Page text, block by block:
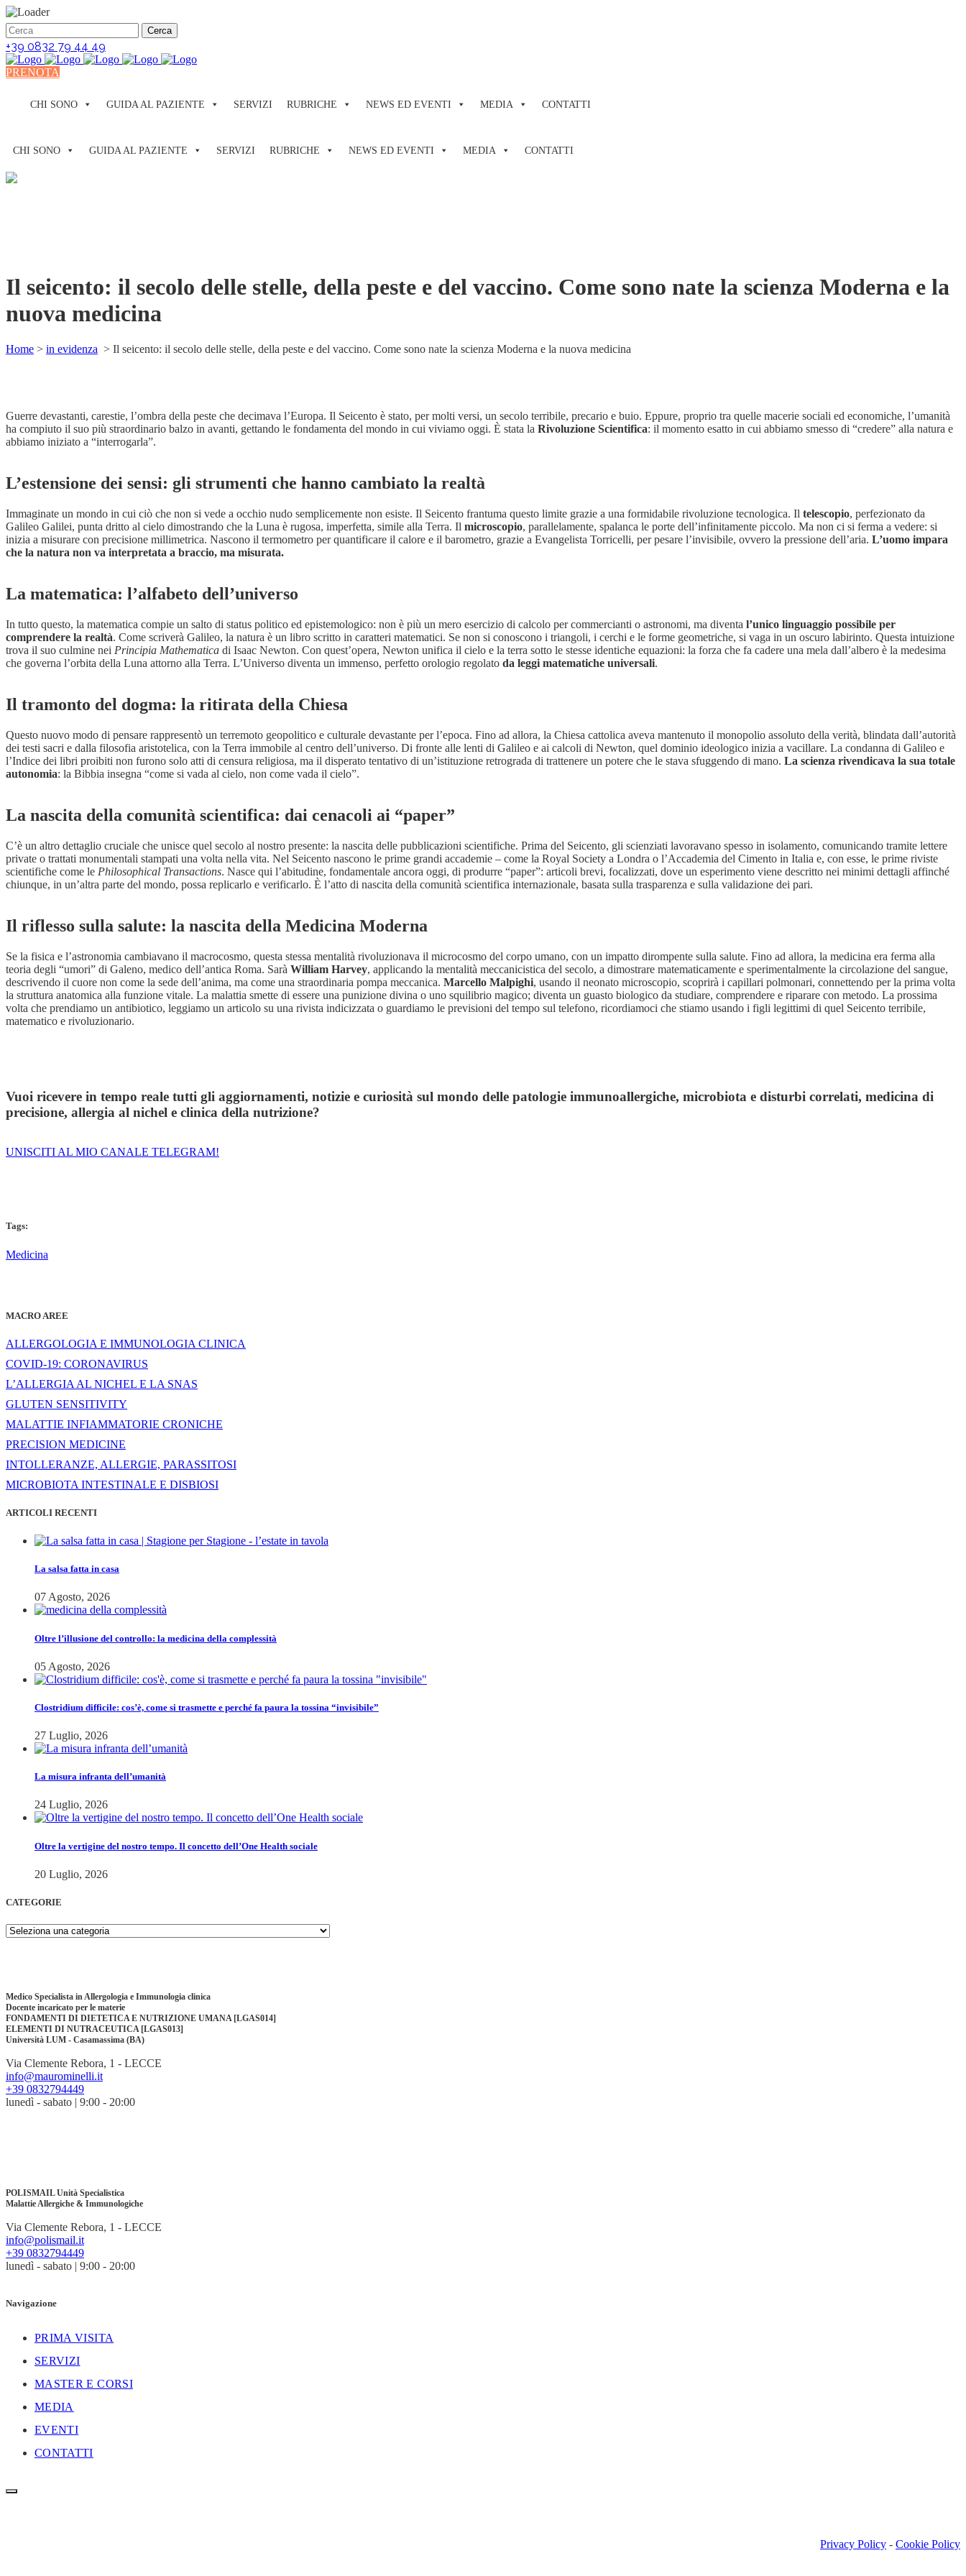
+39 0832 79 44 49
PRENOTA
CHI SONO GUIDA AL PAZIENTE SERVIZI RUBRICHE NEWS ED EVENTI MEDIA CONTATTI
CHI SONO GUIDA AL PAZIENTE SERVIZI RUBRICHE NEWS ED EVENTI MEDIA CONTATTI
Il seicento: il secolo delle stelle, della peste e del vaccino. Come sono nate la scienza Moderna e la
nuova medicina
Home > in evidenza > Il seicento: il secolo delle stelle, della peste e del vaccino. Come sono nate la scienza Moderna e la nuova medicina
Posted at 14:54hinin evidenza,Interventi byadmin
Share
​Guerre devastanti, carestie, l’ombra della peste che decimava l’Europa. Il Seicento è stato, per molti versi, un secolo terribile, precario e buio. Eppure, proprio tra quelle macerie sociali ed economiche, l’umanità
ha compiuto il suo più straordinario balzo in avanti, gettando le fondamenta del mondo in cui viviamo oggi. È stata la Rivoluzione Scientifica: il momento esatto in cui abbiamo smesso di “credere” alla natura e
abbiamo iniziato a “interrogarla”.
L’estensione dei sensi: gli strumenti che hanno cambiato la realtà
Immaginate un mondo in cui ciò che non si vede a occhio nudo semplicemente non esiste. Il Seicento frantuma questo limite grazie a una formidabile rivoluzione tecnologica. Il telescopio, perfezionato da
Galileo Galilei, punta dritto al cielo dimostrando che la Luna è rugosa, imperfetta, simile alla Terra. Il microscopio, parallelamente, spalanca le porte dell’infinitamente piccolo. Ma non ci si ferma a vedere: si
inizia a misurare con precisione millimetrica. Nascono il termometro per quantificare il calore e il barometro, grazie a Evangelista Torricelli, per pesare l’invisibile, ovvero la pressione dell’aria. L’uomo impara
che la natura non va interpretata a braccio, ma misurata.
La matematica: l’alfabeto dell’universo
In tutto questo, la matematica compie un salto di status politico ed epistemologico: non è più un mero esercizio di calcolo per commercianti o astronomi, ma diventa l’unico linguaggio possibile per
comprendere la realtà. Come scriverà Galileo, la natura è un libro scritto in caratteri matematici. Se non si conoscono i triangoli, i cerchi e le forme geometriche, si vaga in un oscuro labirinto. Questa intuizione
trova il suo culmine nei Principia Mathematica di Isaac Newton. Con quest’opera, Newton unifica il cielo e la terra sotto le stesse identiche equazioni: la forza che fa cadere una mela dall’albero è la medesima
che governa l’orbita della Luna attorno alla Terra. L’Universo diventa un immenso, perfetto orologio regolato da leggi matematiche universali.
Il tramonto del dogma: la ritirata della Chiesa
Questo nuovo modo di pensare rappresentò un terremoto geopolitico e culturale devastante per l’epoca. Fino ad allora, la Chiesa cattolica aveva mantenuto il monopolio assoluto della verità, blindata dall’autorità
dei testi sacri e dalla filosofia aristotelica, con la Terra immobile al centro dell’universo. Di fronte alle lenti di Galileo e ai calcoli di Newton, quel dominio ideologico inizia a vacillare. La condanna di Galileo e
l’Indice dei libri proibiti non furono solo atti di censura religiosa, ma il disperato tentativo di un’istituzione retrograda di trattenere un potere che le stava sfuggendo di mano. La scienza rivendicava la sua totale
autonomia: la Bibbia insegna “come si vada al cielo, non come vada il cielo”.
La nascita della comunità scientifica: dai cenacoli ai “paper”
C’è un altro dettaglio cruciale che unisce quel secolo al nostro presente: la nascita delle pubblicazioni scientifiche. Prima del Seicento, gli scienziati lavoravano spesso in isolamento, comunicando tramite lettere
private o trattati monumentali stampati una volta nella vita. Nel Seicento nascono le prime grandi accademie – come la Royal Society a Londra o l’Accademia del Cimento in Italia e, con esse, le prime riviste
scientifiche come le Philosophical Transactions. Nasce qui l’abitudine, fondamentale ancora oggi, di produrre “paper”: articoli brevi, focalizzati, dove un esperimento viene descritto nei minimi dettagli affinché
chiunque, in un’altra parte del mondo, possa replicarlo e verificarlo. È l’atto di nascita della comunità scientifica internazionale, basata sulla trasparenza e sulla validazione dei pari.
Il riflesso sulla salute: la nascita della Medicina Moderna
Se la fisica e l’astronomia cambiavano il macrocosmo, questa stessa mentalità rivoluzionava il microcosmo del corpo umano, con un impatto dirompente sulla salute. Fino ad allora, la medicina era ferma alla
teoria degli “umori” di Galeno, medico dell’antica Roma. Sarà William Harvey, applicando la mentalità meccanicistica del secolo, a dimostrare matematicamente e sperimentalmente la circolazione del sangue,
descrivendo il cuore non come la sede dell’anima, ma come una straordinaria pompa meccanica. Marcello Malpighi, usando il neonato microscopio, scoprirà i capillari polmonari, connettendo per la prima volta
la struttura anatomica alla funzione vitale. La malattia smette di essere una punizione divina o uno squilibrio magico; diventa un guasto biologico da studiare, comprendere e riparare con metodo. La prossima
volta che prendiamo un antibiotico, leggiamo un articolo su una rivista indicizzata o guardiamo le previsioni del tempo sul telefono, ricordiamoci che stiamo usando i figli legittimi di quel Seicento terribile,
matematico e rivoluzionario.
Vuoi ricevere in tempo reale tutti gli aggiornamenti, notizie e curiosità sul mondo delle patologie immunoallergiche, microbiota e disturbi correlati, medicina di
precisione, allergia al nichel e clinica della nutrizione?
UNISCITI AL MIO CANALE TELEGRAM!
Tags:
Medicina
MACRO AREE
ALLERGOLOGIA E IMMUNOLOGIA CLINICA
COVID-19: CORONAVIRUS
L’ALLERGIA AL NICHEL E LA SNAS
GLUTEN SENSITIVITY
MALATTIE INFIAMMATORIE CRONICHE
PRECISION MEDICINE
INTOLLERANZE, ALLERGIE, PARASSITOSI
MICROBIOTA INTESTINALE E DISBIOSI
ARTICOLI RECENTI
La salsa fatta in casa
07 Agosto, 2026
Oltre l’illusione del controllo: la medicina della complessità
05 Agosto, 2026
Clostridium difficile: cos’è, come si trasmette e perché fa paura la tossina “invisibile”
27 Luglio, 2026
La misura infranta dell’umanità
24 Luglio, 2026
Oltre la vertigine del nostro tempo. Il concetto dell’One Health sociale
20 Luglio, 2026
CATEGORIE
Medico Specialista in Allergologia e Immunologia clinica
Docente incaricato per le materie
FONDAMENTI DI DIETETICA E NUTRIZIONE UMANA [LGAS014]
ELEMENTI DI NUTRACEUTICA [LGAS013]
Università LUM - Casamassima (BA)
Via Clemente Rebora, 1 - LECCE
info@maurominelli.it
+39 0832794449
lunedì - sabato | 9:00 - 20:00
POLISMAIL Unità Specialistica
Malattie Allergiche & Immunologiche
Via Clemente Rebora, 1 - LECCE
info@polismail.it
+39 0832794449
lunedì - sabato | 9:00 - 20:00
Navigazione
PRIMA VISITA
SERVIZI
MASTER E CORSI
MEDIA
EVENTI
CONTATTI
Privacy Policy - Cookie Policy